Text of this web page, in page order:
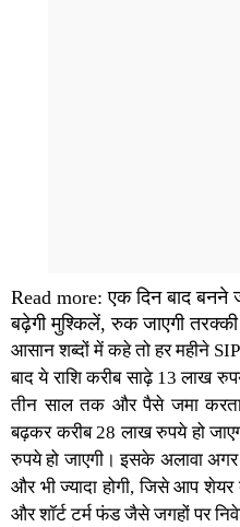
Read more: एक दिन बाद बनने
बढ़ेगी मुश्किलें, रुक जाएगी तरक्की
आसान शब्दों में कहे तो हर महीने
बाद ये राशि करीब साढ़े 13 लाख
तीन साल तक और पैसे जमा
बढ़कर करीब 28 लाख रुपये हो
रुपये हो जाएगी। इसके अलावा
और भी ज्यादा होगी, जिसे आप शेयर
और शॉर्ट टर्म फंड जैसे जगहों पर